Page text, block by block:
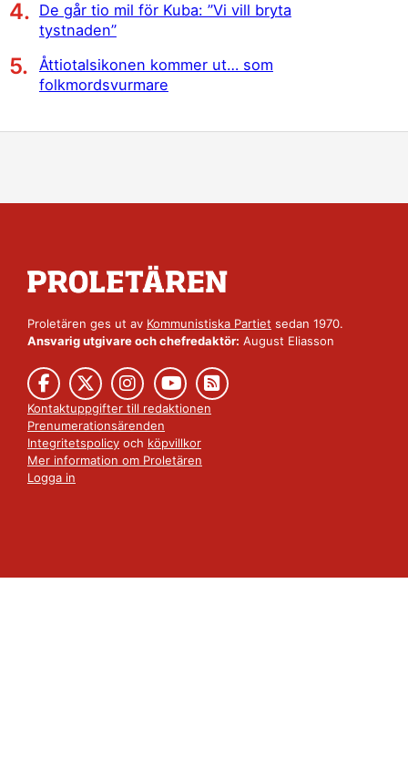
De går tio mil för Kuba: ”Vi vill bryta
tystnaden”
Åttiotalsikonen kommer ut… som
folkmordsvurmare
Proletären ges ut av Kommunistiska Partiet sedan 1970.
Ansvarig utgivare och chefredaktör: August Eliasson
Kontaktuppgifter till redaktionen
Prenumerationsärenden
Integritetspolicy och köpvillkor
Mer information om Proletären
Logga in